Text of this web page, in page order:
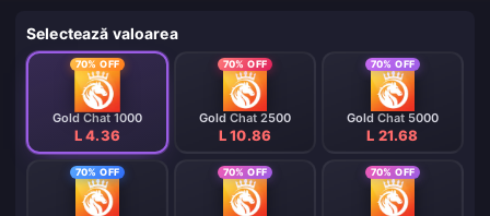
Selectează valoarea
70% OFF
Gold Chat 1000
L 4.36
70% OFF
Gold Chat 2500
L 10.86
70% OFF
Gold Chat 5000
L 21.68
70% OFF 70% OFF 70% OFF